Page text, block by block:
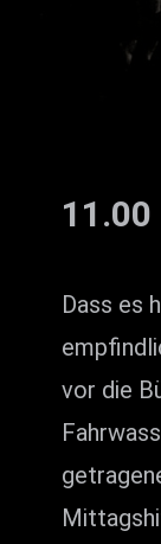
11.00
Dass es
vor die